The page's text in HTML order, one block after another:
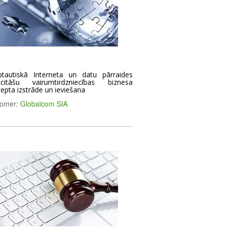
Interneta un datu pārraides
vairumtirdzniecības biznesa
izstrāde un ieviešana
Globalcom SIA